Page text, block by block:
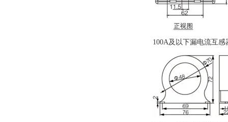
100A及以下漏电流互感